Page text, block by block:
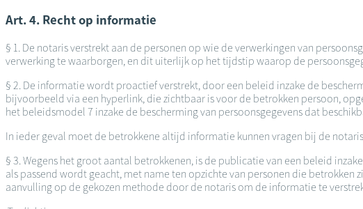
Art. 4. Recht op informatie
§ 1. De notaris verstrekt aan de personen op wie de verwerkingen van
verwerking te waarborgen, en dit uiterlijk op het tijdstip waarop de
§ 2. De informatie wordt proactief verstrekt, door een beleid inzake de
bijvoorbeeld via een hyperlink, die zichtbaar is voor de betrokken persoon,
het beleidsmodel 7 inzake de bescherming van persoonsgegevens dat
In ieder geval moet de betrokkene altijd informatie kunnen vragen bij de
§ 3. Wegens het groot aantal betrokkenen, is de publicatie van een beleid
als passend wordt geacht, met name ten opzichte van personen die
aanvulling op de gekozen methode door de notaris om de informatie te